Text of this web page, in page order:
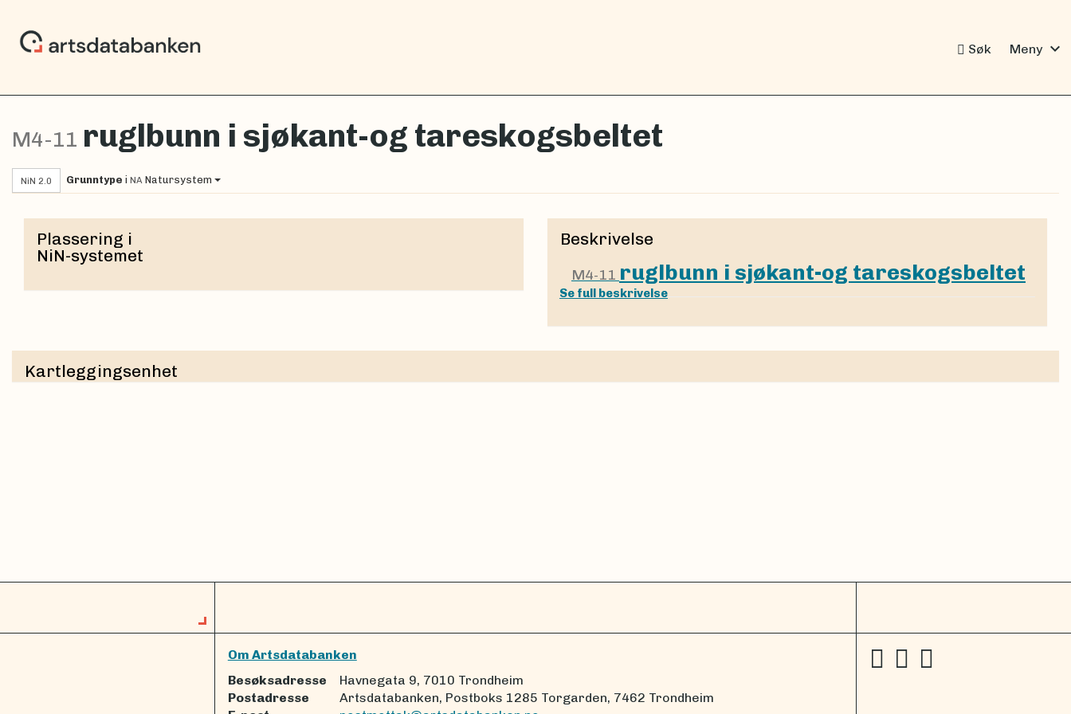
Søk Meny expand_more
M4-11 ruglbunn i sjøkant-og tareskogsbeltet
NiN 2.0 Grunntype i NA Natursystem
Plassering i
NiN-systemet
Beskrivelse
M4-11 ruglbunn i sjøkant-og tareskogsbeltet
Se full beskrivelse
Kartleggingsenhet
Om Artsdatabanken
Besøksadresse
Havnegata 9, 7010 Trondheim
Postadresse
Artsdatabanken, Postboks 1285 Torgarden, 7462 Trondheim